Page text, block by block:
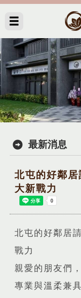
最新消息
北屯的好鄰
大新戰力
北屯的好鄰居
戰力
親愛的朋友們
專業與溫柔兼